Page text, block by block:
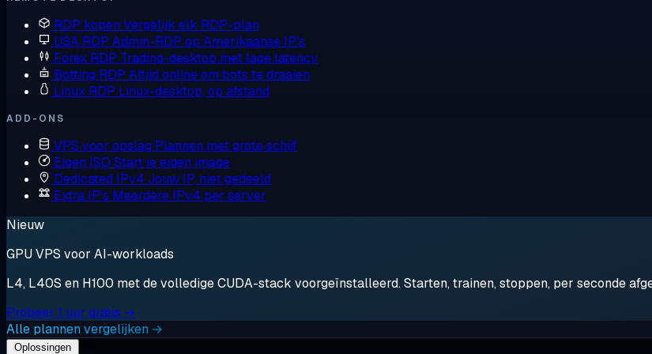
RDP kopen Vergelijk elk RDP-plan
USA RDP Admin-RDP op Amerikaanse IP's
Forex RDP Trading-desktop met lage latency
Botting RDP Altijd online om bots te draaien
Linux RDP Linux-desktop, op afstand
ADD-ONS
VPS voor opslag Plannen met grote schijf
Eigen ISO Start je eigen image
Dedicated IPv4 Jouw IP, niet gedeeld
Extra IP's Meerdere IPv4 per server
Nieuw
GPU VPS voor AI-workloads
L4, L40S en H100 met de volledige CUDA-stack voorgeïnstalleerd. Starten, trainen, stoppen, per seconde
Probeer 1 uur gratis →
Alle plannen vergelijken →